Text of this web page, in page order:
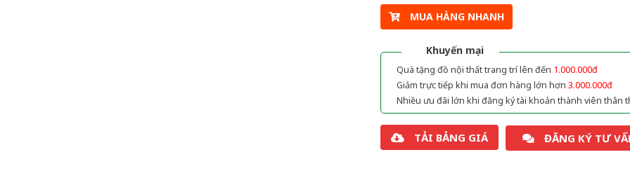
MUA HÀNG NHANH
Khuyến mại
Quà tặng đồ nội thất trang trí lên đến 1.000.000đ
Giảm trực tiếp khi mua đơn hàng lớn hơn 3.000.000đ
Nhiều ưu đãi lớn khi đăng ký tài khoản thành viên thân
TẢI BẢNG GIÁ ĐĂNG KÝ TƯ